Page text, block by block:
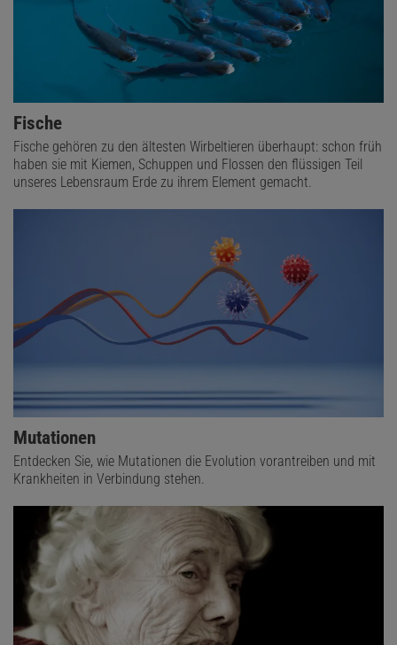
Fische
Fische gehören zu den ältesten Wirbeltieren überhaupt: schon früh
haben sie mit Kiemen, Schuppen und Flossen den flüssigen Teil
unseres Lebensraum Erde zu ihrem Element gemacht.
Mutationen
Entdecken Sie, wie Mutationen die Evolution vorantreiben und mit
Krankheiten in Verbindung stehen.